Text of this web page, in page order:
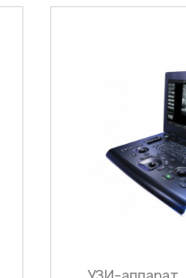
вы можете получить
для
решение для
получения
или оставьте